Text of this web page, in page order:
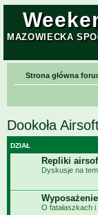
MAZOWIECKA
Strona główna
Dookoła
DZIAŁ
Repliki
Dyskusje na
O fatałaszkach i